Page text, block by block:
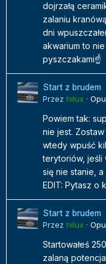
dojrzałą
zalaniu
dni
akwarium to
pyszczakami☝️
Start z brudem
Przez hilux ·
Powiem tak:
nie jest.
wtedy wpuść
terytoriów, jeśli
się nie stanie,
EDIT: Pytasz o
Start z brudem
Przez hilux ·
Startowałeś
zalaną